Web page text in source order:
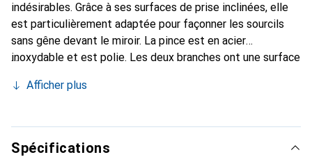
indésirables. Grâce à ses surfaces de prise inclinées, elle
est particulièrement adaptée pour façonner les sourcils
sans gêne devant le miroir. La pince est en acier
inoxydable et est polie. Les deux branches ont une surface
Avec la pince à épiler de Zwilling, vous pouvez rapidement
poils gênants.
Afficher plus
Spécifications